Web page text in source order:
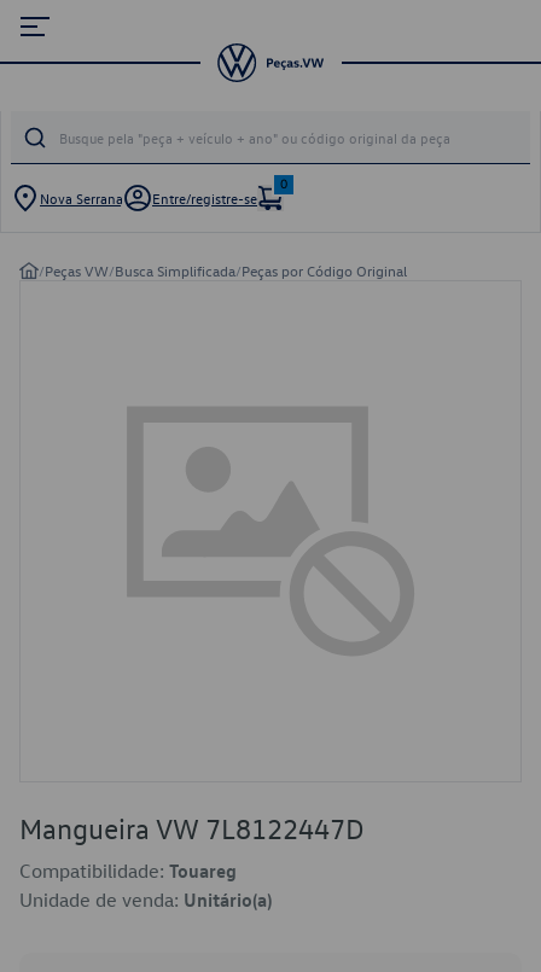
Nova Serrana Entre/registre-se
0
/Peças VW/Busca Simplificada/Peças por Código Original
Mangueira VW 7L8122447D
Compatibilidade: Touareg
Unidade de venda: Unitário(a)